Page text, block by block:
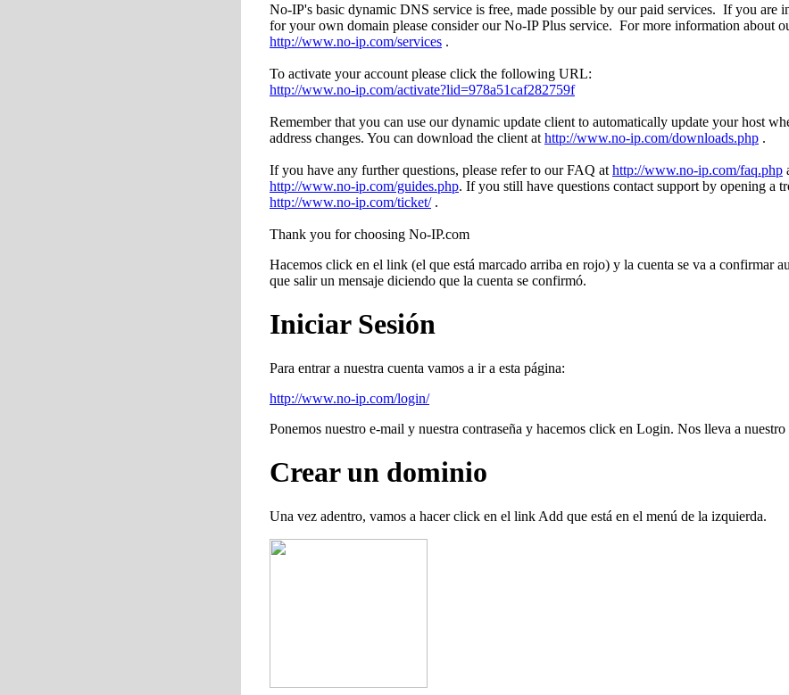
No-IP's basic dynamic DNS service is free, made possible by our paid services. If you are
for your own domain please consider our No-IP Plus service. For more information about
http://www.no-ip.com/services .
To activate your account please click the following URL:
http://www.no-ip.com/activate?lid=978a51caf282759f
Remember that you can use our dynamic update client to automatically update your host
address changes. You can download the client at http://www.no-ip.com/downloads.php .
If you have any further questions, please refer to our FAQ at http://www.no-ip.com/faq.php
http://www.no-ip.com/guides.php. If you still have questions contact support by opening a
http://www.no-ip.com/ticket/.
Thank you for choosing No-IP.com
Hacemos click en el link (el que está marcado arriba en rojo) y la cuenta se va a confirmar
que salir un mensaje diciendo que la cuenta se confirmó.
Iniciar Sesión
Para entrar a nuestra cuenta vamos a ir a esta página:
http://www.no-ip.com/login/
Ponemos nuestro e-mail y nuestra contraseña y hacemos click en Login. Nos lleva a
Crear un dominio
Una vez adentro, vamos a hacer click en el link Add que está en el menú de la izquierda.